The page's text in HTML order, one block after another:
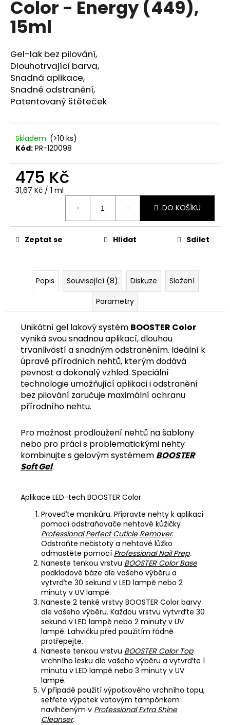
Color - Energy (449),
15ml
Gel-lak bez pilování,
Dlouhotrvající barva,
Snadná aplikace,
Snadné odstranění,
Patentovaný štěteček
Skladem (>10 ks)
Kód: PR-120098
475 Kč
Měrná
31,67 Kč / 1 ml
DO KOŠÍKU
Zeptat se Hlídat Sdílet
Popis Související (8) Diskuze
Složení
Parametry
Unikátní gel lakový systém BOOSTER Color
vyniká svou snadnou aplikací, dlouhou
trvanlivostí a snadným odstraněním. Ideální k
úpravě přírodních nehtů, kterým dodává
pevnost a dokonalý vzhled. Speciální
technologie umožňující aplikaci i odstranění
bez pilování zaručuje maximální ochranu
přírodního nehtu.
Pro možnost prodloužení nehtů na šablony
nebo pro práci s problematickými nehty
kombinujte s gelovým systémem BOOSTER
Soft Gel.
Aplikace LED-tech BOOSTER Color
Proveďte manikúru. Připravte nehty k aplikaci
pomocí odstraňovače nehtové kůžičky
Professional Perfect Cuticle Remover.
Odstraňte nečistoty a nehtové lůžko
odmastěte pomocí Professional Nail Prep.
Naneste tenkou vrstvu BOOSTER Color Base
podkladové báze dle vašeho výběru a
vytvrďte 30 sekund v LED lampě nebo 2
minuty v UV lampě.
Naneste 2 tenké vrstvy BOOSTER Color barvy
dle vašeho výběru. Každou vrstvu vytvrďte 30
sekund v LED lampě nebo 2 minuty v UV
lampě. Lahvičku před použitím řádně
protřepejte.
Naneste tenkou vrstvu BOOSTER Color Top
vrchního lesku dle vašeho výběru a vytvrďte 1
minutu v LED lampě nebo 3 minuty v UV
lampě.
V případě použití výpotkového vrchního topu,
setřete výpotek vatovým tampónkem
navlhčeným v Professional Extra Shine
Cleanser.
a
j
t
?
D
o
p
u